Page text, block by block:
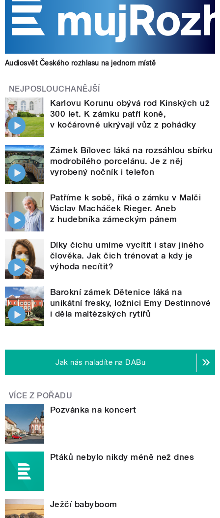
Audiosvět Českého rozhlasu na jednom místě
NEJPOSLOUCHANĚJŠÍ
Karlovu Korunu obývá rod Kinských už
300 let. K zámku patří koně,
v kočárovně ukrývají vůz z pohádky
Zámek Bílovec láká na rozsáhlou sbírku
modrobílého porcelánu. Je z něj
vyrobený nočník i telefon
Patříme k sobě, říká o zámku v Malči
Václav Macháček Rieger. Aneb
z hudebníka zámeckým pánem
Díky čichu umíme vycítit i stav jiného
člověka. Jak čich trénovat a kdy je
výhoda necítit?
Barokní zámek Dětenice láká na
unikátní fresky, ložnici Emy Destinnové
i děla maltézských rytířů
Jak nás naladíte na DABu
VÍCE Z POŘADU
Pozvánka na koncert
Ptáků nebylo nikdy méně než dnes
Ježčí babyboom